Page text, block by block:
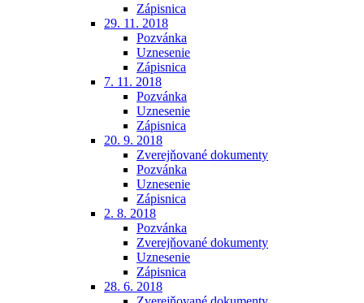
Zápisnica
29. 11. 2018
Pozvánka
Uznesenie
Zápisnica
7. 11. 2018
Pozvánka
Uznesenie
Zápisnica
20. 9. 2018
Zverejňované dokumenty
Pozvánka
Uznesenie
Zápisnica
2. 8. 2018
Pozvánka
Zverejňované dokumenty
Uznesenie
Zápisnica
28. 6. 2018